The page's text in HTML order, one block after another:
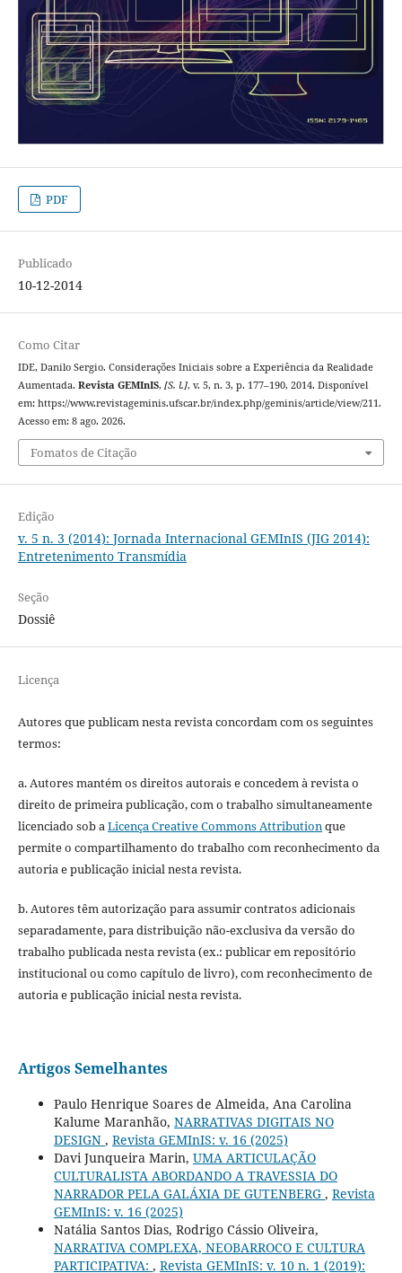
PDF
Publicado
10-12-2014
Como Citar
IDE, Danilo Sergio. Considerações Iniciais sobre a Experiência da Realidade
Aumentada. Revista GEMInIS, [S. l.], v. 5, n. 3, p. 177–190, 2014. Disponível
em: https://www.revistageminis.ufscar.br/index.php/geminis/article/view/211.
Acesso em: 8 ago. 2026.
Fomatos de Citação
Edição
v. 5 n. 3 (2014): Jornada Internacional GEMInIS (JIG 2014):
Entretenimento Transmídia
Seção
Dossiê
Licença
Autores que publicam nesta revista concordam com os seguintes
termos:
a. Autores mantém os direitos autorais e concedem à revista o
direito de primeira publicação, com o trabalho simultaneamente
licenciado sob a Licença Creative Commons Attribution que
permite o compartilhamento do trabalho com reconhecimento da
autoria e publicação inicial nesta revista.
b. Autores têm autorização para assumir contratos adicionais
separadamente, para distribuição não-exclusiva da versão do
trabalho publicada nesta revista (ex.: publicar em repositório
institucional ou como capítulo de livro), com reconhecimento de
autoria e publicação inicial nesta revista.
Artigos Semelhantes
Paulo Henrique Soares de Almeida, Ana Carolina
Kalume Maranhão, NARRATIVAS DIGITAIS NO
DESIGN , Revista GEMInIS: v. 16 (2025)
Davi Junqueira Marin, UMA ARTICULAÇÃO
CULTURALISTA ABORDANDO A TRAVESSIA DO
NARRADOR PELA GALÁXIA DE GUTENBERG , Revista
GEMInIS: v. 16 (2025)
Natália Santos Dias, Rodrigo Cássio Oliveira,
NARRATIVA COMPLEXA, NEOBARROCO E CULTURA
PARTICIPATIVA: , Revista GEMInIS: v. 10 n. 1 (2019):